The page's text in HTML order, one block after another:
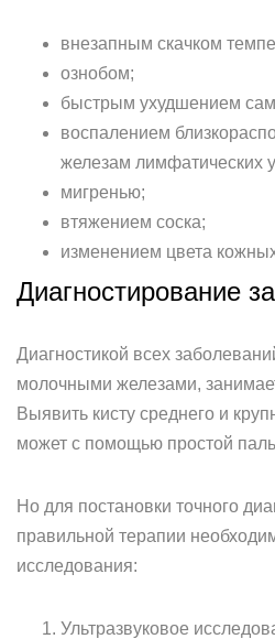
внезапным скачком
ознобом;
быстрым ухудшением
воспалением
железам лимфатических
мигренью;
втяжением соска;
изменением цвета
Диагностирование
Диагностикой всех
молочными железами,
Выявить кисту среднего и
может с помощью простой
Но для постановки точного
правильной терапии
исследования:
Ультразвуковое